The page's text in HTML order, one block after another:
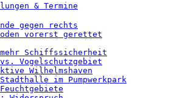
& Termine
gegen rechts
vorerst gerettet
Schiffssicherheit
Vogelschutzgebiet
Wilhelmshaven
im Pumpwerkpark